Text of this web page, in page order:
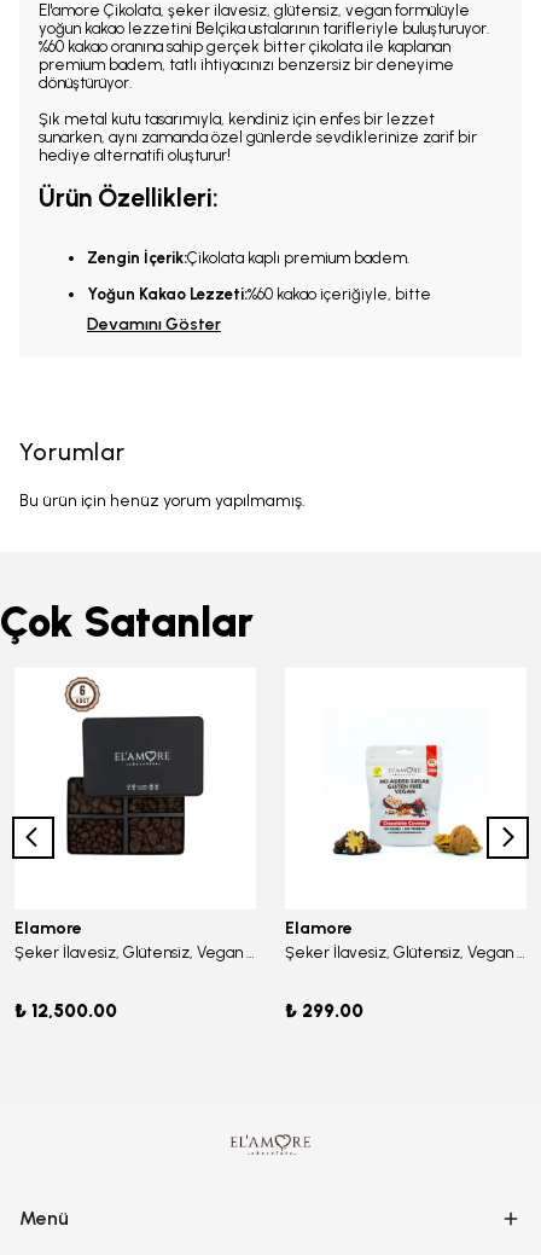
El'amore Çikolata, şeker ilavesiz, glütensiz, vegan formülüyle
yoğun kakao lezzetini Belçika ustalarının tarifleriyle buluşturuyor.
%60 kakao oranına sahip gerçek bitter çikolata ile kaplanan
premium badem, tatlı ihtiyacınızı benzersiz bir deneyime
dönüştürüyor.
Şık metal kutu tasarımıyla, kendiniz için enfes bir lezzet
sunarken, aynı zamanda özel günlerde sevdiklerinize zarif bir
hediye alternatifi oluşturur!
Ürün Özellikleri:
Zengin İçerik:Çikolata kaplı premium badem.
Yoğun Kakao Lezzeti:%60 kakao içeriğiyle, bitte
Devamını Göster
Yorumlar
Bu ürün için henüz yorum yapılmamış.
Çok Satanlar
Elamore
Şeker İlavesiz, Glütensiz, Vegan Büyük Kare Mix Kişiselleştirilmiş Çikolata - Büyük Metal Kutu, 400 gr (6 Adet)
₺ 12,500.00
Elamore
Şeker İlavesiz, Glütensiz, Vegan Cevizli Bitter Çikolata - Doypack 50 gr
₺ 299.00
Menü